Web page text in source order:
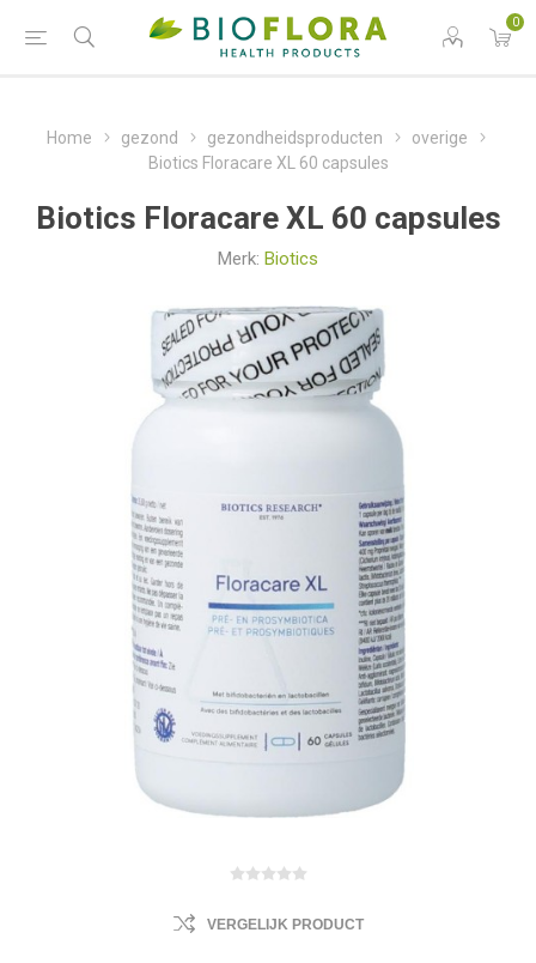
0
Home gezond gezondheidsproducten
overige
Biotics Floracare XL 60 capsules
Biotics Floracare XL 60 capsules
Merk: Biotics
VERGELIJK PRODUCT